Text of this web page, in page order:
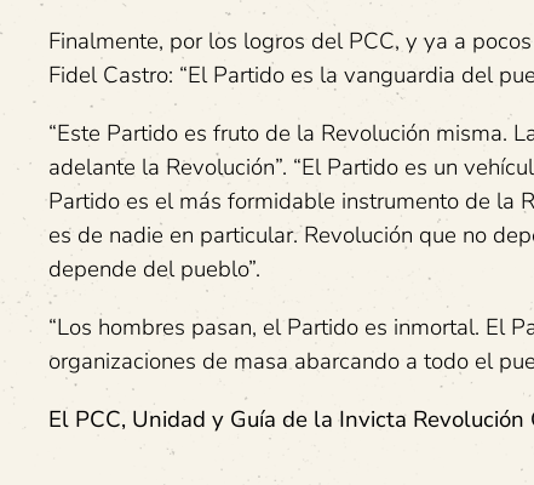
Finalmente, por los logros del PCC, y ya a
Fidel Castro: “El Partido es la vanguardia del
“Este Partido es fruto de la Revolución misma.
adelante la Revolución”. “El Partido es un
Partido es el más formidable instrumento de la
es de nadie en particular. Revolución que no
depende del pueblo”.
“Los hombres pasan, el Partido es inmortal. El
organizaciones de masa abarcando a todo el
El PCC, Unidad y Guía de la Invicta Revolución